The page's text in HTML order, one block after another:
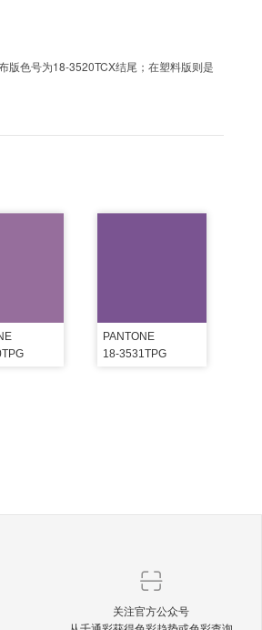
版色号为18-3520TCX结尾；在塑料版则是
PANTONE
18-3531TPG
关注官方公众号